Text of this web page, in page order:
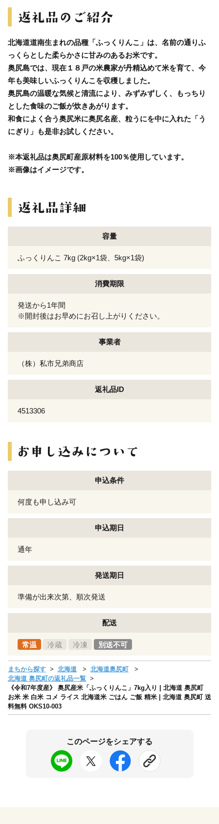
北海道道南生まれの品種「ふっくりんこ」は、名前の通りふ
っくらとした柔らかさに甘みのあるお米です。
奥尻島では、現在１８戸の米農家が丹精込めて米を育て、今
年も美味しいふっくりんこを収穫しました。
奥尻島の温暖な気候と清流により、みずみずしく、もっちり
とした食味のご飯が炊きあがります。
和食によく合う奥尻米に奥尻名産、粒うにを中に入れた「う
にぎり」も是非お試しください。
※本返礼品は奥尻町産原材料を100％使用しています。
※画像はイメージです。
容量
ふっくりんこ 7kg (2kg×1袋、5kg×1袋)
消費期限
発送から1年間
※開封後はお早めにお召し上がりください。
事業者
（株）私市兄弟商店
返礼品ID
4513306
申込条件
何度も申し込み可
申込期日
通年
発送期日
準備が出来次第、順次発送
配送
常温 冷蔵 冷凍 別送不可
まちから探す 北海道
北海道奥尻町
北海道 奥尻町の返礼品一覧
《令和7年度産》 奥尻産米「ふっくりんこ」7kg入り | 北海道 奥尻町
お米 米 白米 コメ ライス 北海道米 ごはん ご飯 精米 | 北海道 奥尻町 送
料無料 OKS10-003
このページをシェアする